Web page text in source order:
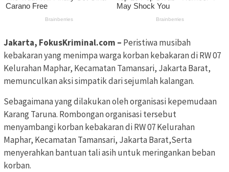
Jakarta, FokusKriminal.com – Peristiwa musibah
kebakaran yang menimpa warga korban kebakaran di RW 07
Kelurahan Maphar, Kecamatan Tamansari, Jakarta Barat,
memunculkan aksi simpatik dari sejumlah kalangan.
Sebagaimana yang dilakukan oleh organisasi kepemudaan
Karang Taruna. Rombongan organisasi tersebut
menyambangi korban kebakaran di RW 07 Kelurahan
Maphar, Kecamatan Tamansari, Jakarta Barat,Serta
menyerahkan bantuan tali asih untuk meringankan beban
korban.